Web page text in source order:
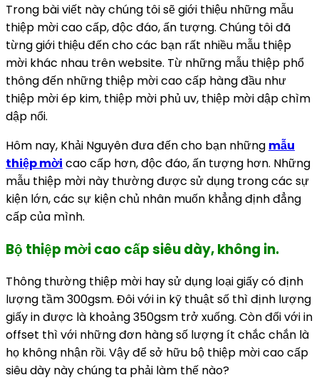
Trong bài viết này chúng tôi sẽ giới thiệu những mẫu
thiệp mời cao cấp, độc đáo, ấn tượng. Chúng tôi đã
từng giới thiệu đến cho các bạn rất nhiều mẫu thiệp
mời khác nhau trên website. Từ những mẫu thiệp phổ
thông đến những thiệp mời cao cấp hàng đầu như
thiệp mời ép kim, thiệp mời phủ uv, thiệp mời dập chìm
dập nổi.
Hôm nay, Khải Nguyên đưa đến cho bạn những mẫu
thiệp mời cao cấp hơn, độc đáo, ấn tượng hơn. Những
mẫu thiệp mời này thường được sử dụng trong các sự
kiện lớn, các sự kiện chủ nhân muốn khẳng định đẳng
cấp của mình.
Bộ thiệp mời cao cấp siêu dày, không in.
Thông thường thiệp mời hay sử dụng loại giấy có định
lượng tầm 300gsm. Đôi với in kỹ thuật số thì định lượng
giấy in được là khoảng 350gsm trở xuống. Còn đối với in
offset thì với những đơn hàng số lượng ít chắc chắn là
họ không nhận rồi. Vậy để sở hữu bộ thiệp mời cao cấp
siêu dày này chúng ta phải làm thế nào?